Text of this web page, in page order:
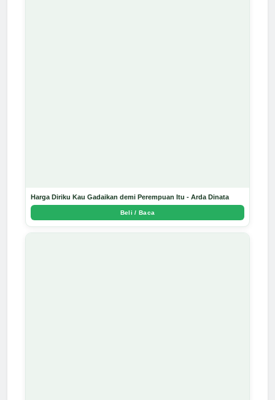
Harga Diriku Kau Gadaikan demi Perempuan Itu - Arda Dinata
Beli / Baca